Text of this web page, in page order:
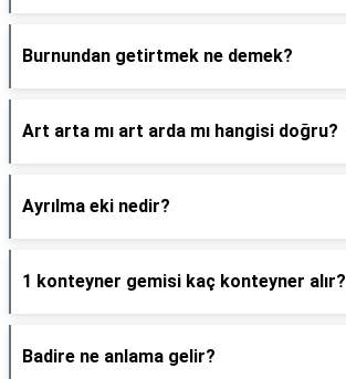
Burnundan getirtmek ne demek?
Art arta mı art arda mı hangisi doğru?
Ayrılma eki nedir?
1 konteyner gemisi kaç konteyner alır?
Badire ne anlama gelir?